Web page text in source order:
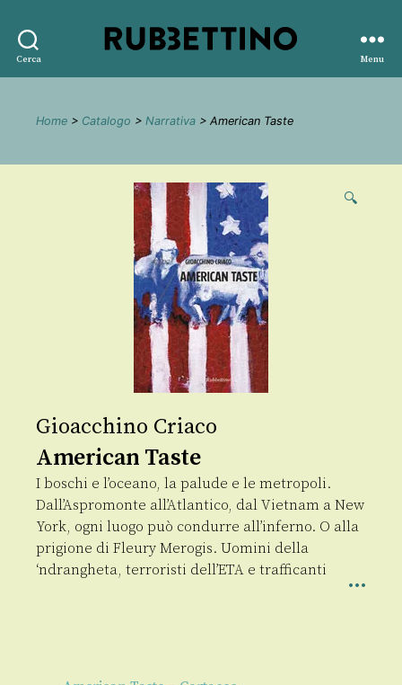
Cerca
editore
Menu
Home > Catalogo > Narrativa > American Taste
🔍
Gioacchino Criaco
American Taste
I boschi e l’oceano, la palude e le metropoli.
Dall’Aspromonte all’Atlantico, dal Vietnam a New
York, ogni luogo può condurre all’inferno. O alla
prigione di Fleury Merogis. Uomini della
‘ndrangheta, terroristi dell’ETA e trafficanti